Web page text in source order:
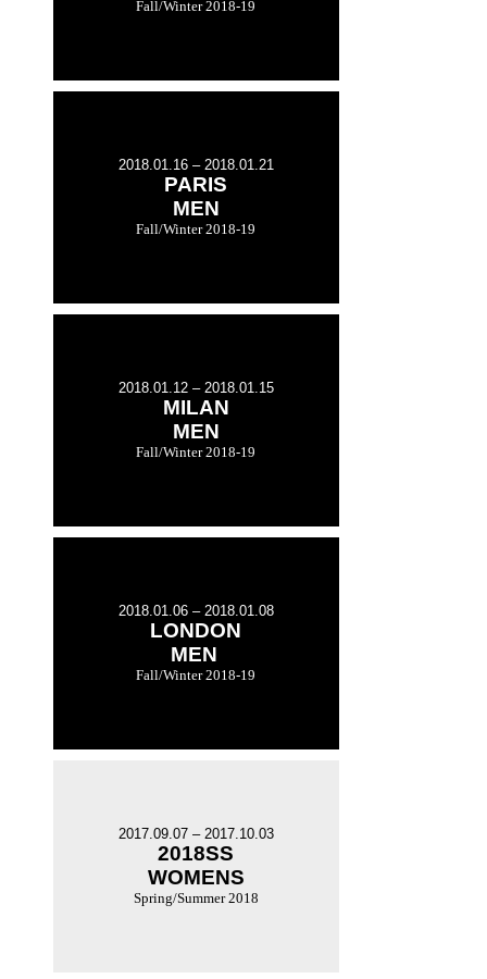
Fall/Winter 2018-19
2018.01.16 – 2018.01.21
PARIS
MEN
Fall/Winter 2018-19
2018.01.12 – 2018.01.15
MILAN
MEN
Fall/Winter 2018-19
2018.01.06 – 2018.01.08
LONDON
MEN
Fall/Winter 2018-19
2017.09.07 – 2017.10.03
2018SS
WOMENS
Spring/Summer 2018